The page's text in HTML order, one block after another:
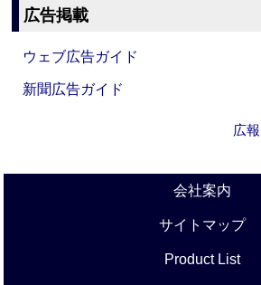
広告掲載
ウェブ広告ガイド
新聞広告ガイド
広
会社案内
サイトマップ
Product List